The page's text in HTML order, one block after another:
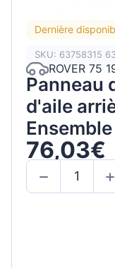
Dernière
SKU: 63758315
ROVER 75
Panneau
d'aile
Ensemble
76,03€